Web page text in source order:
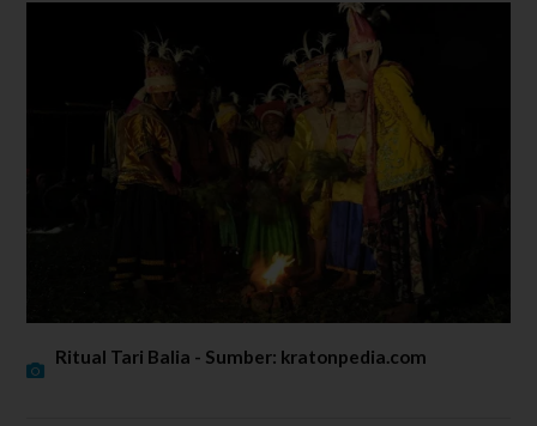
Ritual Tari Balia - Sumber: kratonpedia.com